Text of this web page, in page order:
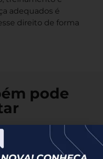
adequados é
direito de forma
pode